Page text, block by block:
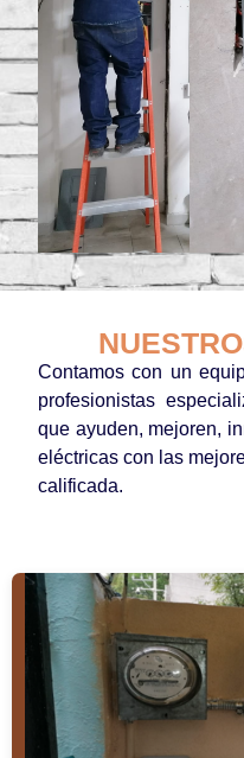
Contamos con un
profesionistas
que ayuden, mejoren,
eléctricas con las
calificada.